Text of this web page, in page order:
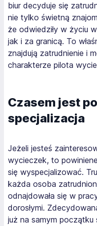
biur decyduje się
nie tylko świetną
że odwiedziły w życiu
jak i za granicą. To
znajdują zatrudnienie i
charakterze pilota
Czasem jest
specjalizacja
Jeżeli jesteś
wycieczek, to
się wyspecjalizować.
każda osoba
odnajdowała się w
dorosłymi.
już na samym początku